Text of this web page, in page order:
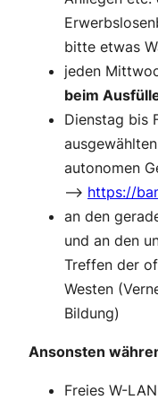
bitte etwas
jeden
beim
Dienstag bis
autonomen
–> https://
an den
und an den
Treffen der
Westen
Bildung)
Ansonsten
Freies W-LAN